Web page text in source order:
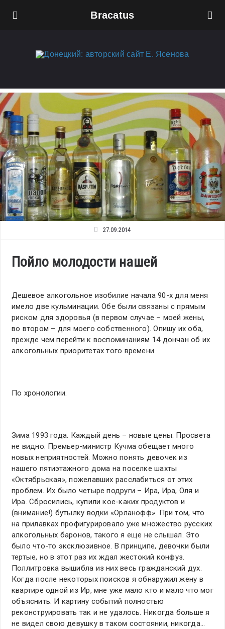
Bracatus
27.09.2014
Пойло молодости нашей
Дешевое алкогольное изобилие начала 90-х для меня
имело две кульминации. Обе были связаны с прямым
риском для здоровья (в первом случае – моей жены,
во втором – для моего собственного). Опишу их оба,
прежде чем перейти к воспоминаниям 14 дончан об их
алкогольных приоритетах того времени.
По хронологии.
Зима 1993 года. Каждый день – новые цены. Просвета
не видно. Премьер-министр Кучма обещает много
новых неприятностей. Можно понять девочек из
нашего пятиэтажного дома на поселке шахты
«Октябрьская», пожелавших расслабиться от этих
проблем. Их было четыре подруги – Ира, Ира, Оля и
Ира. Сбросились, купили кое-каких продуктов и
(внимание!) бутылку водки «Орланофф». При том, что
на прилавках профигурировало уже множество русских
алкогольных баронов, такого я еще не слышал. Это
было что-то эксклюзивное. В принципе, девочки были
тертые, но в этот раз их ждал жестокий конфуз.
Поллитровка вышибла из них весь гражданский дух.
Когда после некоторых поисков я обнаружил жену в
квартире одной из Ир, мне уже мало кто и мало что мог
объяснить. И картину событий полностью
реконструировать так и не удалось. Никогда больше я
не видел свою девушку в таком состоянии, никогда…